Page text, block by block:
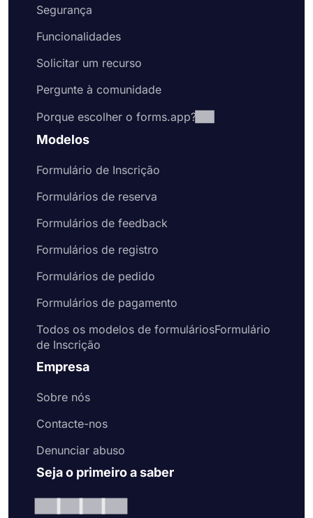
Segurança
Funcionalidades
Solicitar um recurso
Pergunte à comunidade
Porque escolher o forms.app?
Modelos
Formulário de Inscrição
Formulários de reserva
Formulários de feedback
Formulários de registro
Formulários de pedido
Formulários de pagamento
Todos os modelos de formuláriosFormulário
de Inscrição
Empresa
Sobre nós
Contacte-nos
Denunciar abuso
Seja o primeiro a saber